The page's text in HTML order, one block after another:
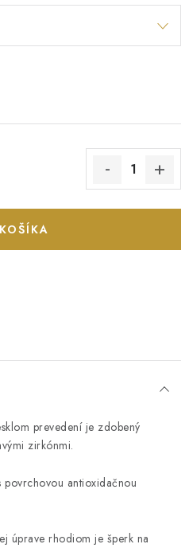
prevedení je zdobený
zirkónmi.
antioxidačnou
úprave rhodiom je šperk na